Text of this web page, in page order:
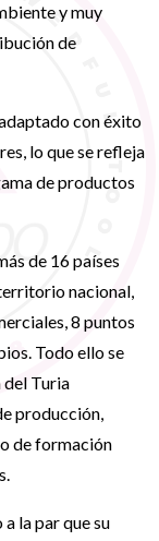
y muy
de
con éxito
lo que se refleja
de productos
de 16 países
nacional,
8 puntos
Todo ello se
del Turia
producción,
de formación
la par que su